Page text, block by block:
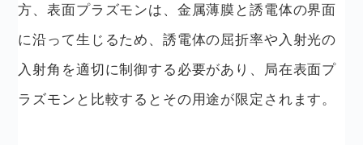
方、表面プラズモンは、金属薄膜と誘電体の界面
に沿って生じるため、誘電体の屈折率や入射光の
入射角を適切に制御する必要があり、局在表面プ
ラズモンと比較するとその用途が限定されます。